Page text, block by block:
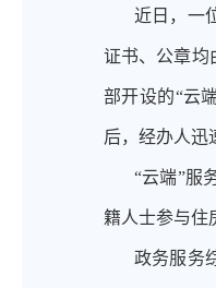
近日，一
证书、公章均
部开设的“云
后，经办人迅
“云端”服
籍人士参与住
政务服务